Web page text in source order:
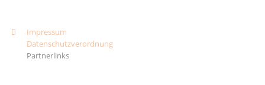
Impressum
Datenschutzverordnung
Partnerlinks